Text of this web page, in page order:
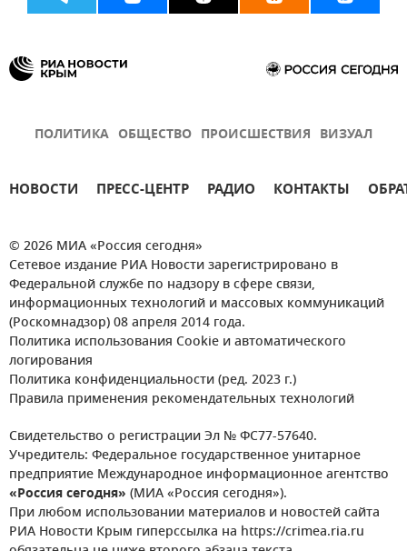
ПОЛИТИКА ОБЩЕСТВО ПРОИСШЕСТВИЯ ВИЗУАЛ
НОВОСТИ ПРЕСС-ЦЕНТР РАДИО КОНТАКТЫ
© 2026 МИА «Россия сегодня»
Сетевое издание РИА Новости зарегистрировано в
Федеральной службе по надзору в сфере связи,
информационных технологий и массовых коммуникаций
(Роскомнадзор) 08 апреля 2014 года.
Политика использования Cookie и автоматического
логирования
Политика конфиденциальности (ред. 2023 г.)
Правила применения рекомендательных технологий
Свидетельство о регистрации Эл № ФС77-57640.
Учредитель: Федеральное государственное унитарное
предприятие Международное информационное агентство
«Россия сегодня» (МИА «Россия сегодня»).
При любом использовании материалов и новостей сайта
РИА Новости Крым гиперссылка на https://crimea.ria.ru